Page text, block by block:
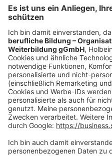
Fr.:
09:00-14:00 Uhr
shop@dihk-bildung.shop
Vertrag widerrufen
Zahlungsarten
Social Media